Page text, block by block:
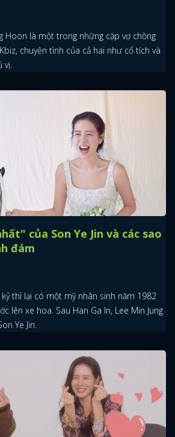
Hoon là một trong những cặp vợ chồng
chuyện tình của cả hai như cổ tích và
vị.
của Son Ye Jin và các sao
đám
thì lại có một mỹ nhân sinh năm 1982
lên xe hoa. Sau Han Ga In, Lee Min Jung
Ye Jin.